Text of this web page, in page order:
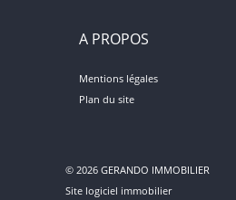
A PROPOS
Mentions légales
Plan du site
© 2026 GERANDO IMMOBILIER
Site logiciel immobilier